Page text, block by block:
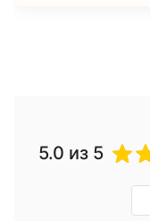
5.0 из 5